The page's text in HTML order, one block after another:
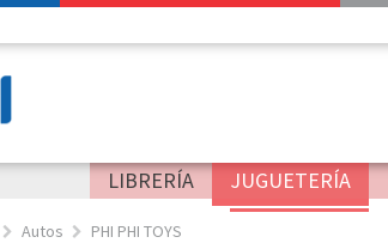
LIBRERÍA JUGUETERÍA
Autos PHI PHI TOYS